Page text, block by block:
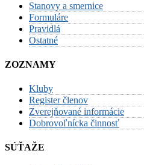
Stanovy a smernice
Formuláre
Pravidlá
Ostatné
ZOZNAMY
Kluby
Register členov
Zverejňované informácie
Dobrovoľnícka činnosť
SÚŤAŽE